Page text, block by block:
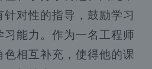
对性的指导，鼓励学习
能力。作为一名工程师
相互补充，使得他的课